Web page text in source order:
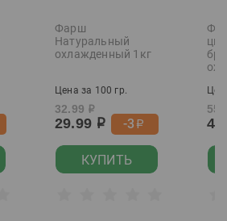
Фарш
Натуральный
охлажденный 1кг
Цена за 100 гр.
32.99 р
29.99 р -3р
КУПИТЬ